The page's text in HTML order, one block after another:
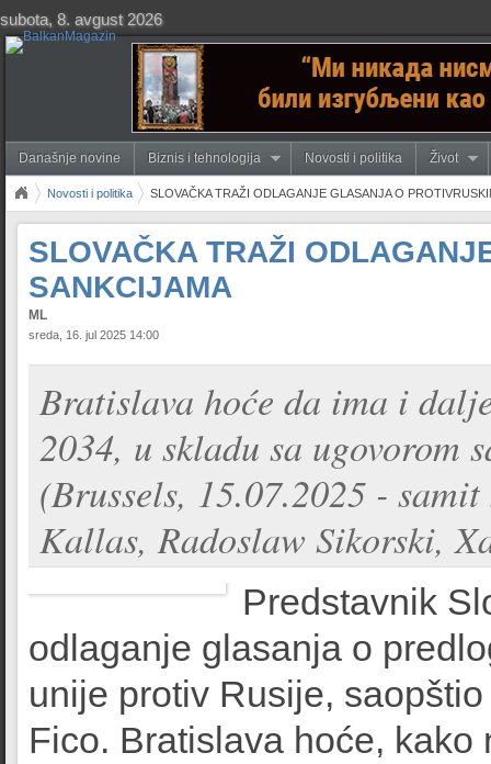
subota, 8. avgust 2026
Današnje novine Biznis i tehnologija Novosti i politika Život
Novosti i politika SLOVAČKA TRAŽI ODLAGANJE GLASANJA O
SLOVAČKA TRAŽI
SANKCIJAMA
ML
sreda, 16. jul 2025 14:00
Bratislava hoće da ima i
2034, u skladu sa ugovorom
(Brussels, 15.07.2025 -
Kallas, Radoslaw Sikorski,
Predstavnik
odlaganje glasanja o
unije protiv Rusije,
Fico. Bratislava hoće,